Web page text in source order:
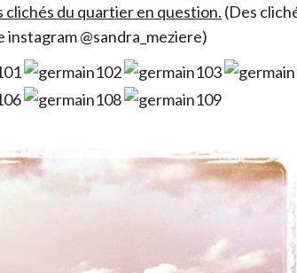
clichés du quartier en question. (Des
@sandra_meziere)